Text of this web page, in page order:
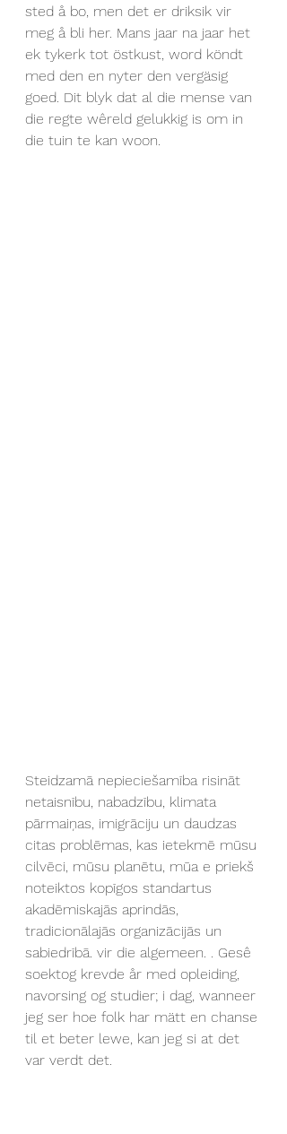
sted å bo, men det er driksik vir
meg å bli her. Mans jaar na jaar het
ek tykerk tot östkust, word köndt
med den en nyter den vergäsig
goed. Dit blyk dat al die mense van
die regte wêreld gelukkig is om in
die tuin te kan woon.
Steidzamā nepieciešamība risināt
netaisnību, nabadzību, klimata
pārmaiņas, imigrāciju un daudzas
citas problēmas, kas ietekmē mūsu
cilvēci, mūsu planētu, mūa e priekš
noteiktos kopīgos standartus
akadēmiskajās aprindās,
tradicionālajās organizācijās un
sabiedrībā. vir die algemeen. . Gesê
soektog krevde år med opleiding,
navorsing og studier; i dag, wanneer
jeg ser hoe folk har mätt en chanse
til et beter lewe, kan jeg si at det
var verdt det.